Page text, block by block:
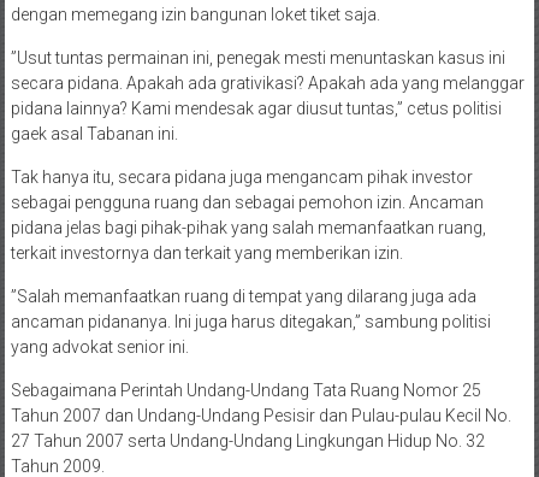
dengan memegang izin bangunan loket tiket saja.
”Usut tuntas permainan ini, penegak mesti menuntaskan kasus ini
secara pidana. Apakah ada grativikasi? Apakah ada yang melanggar
pidana lainnya? Kami mendesak agar diusut tuntas,” cetus politisi
gaek asal Tabanan ini.
Tak hanya itu, secara pidana juga mengancam pihak investor
sebagai pengguna ruang dan sebagai pemohon izin. Ancaman
pidana jelas bagi pihak-pihak yang salah memanfaatkan ruang,
terkait investornya dan terkait yang memberikan izin.
”Salah memanfaatkan ruang di tempat yang dilarang juga ada
ancaman pidananya. Ini juga harus ditegakan,” sambung politisi
yang advokat senior ini.
Sebagaimana Perintah Undang-Undang Tata Ruang Nomor 25
Tahun 2007 dan Undang-Undang Pesisir dan Pulau-pulau Kecil No.
27 Tahun 2007 serta Undang-Undang Lingkungan Hidup No. 32
Tahun 2009.